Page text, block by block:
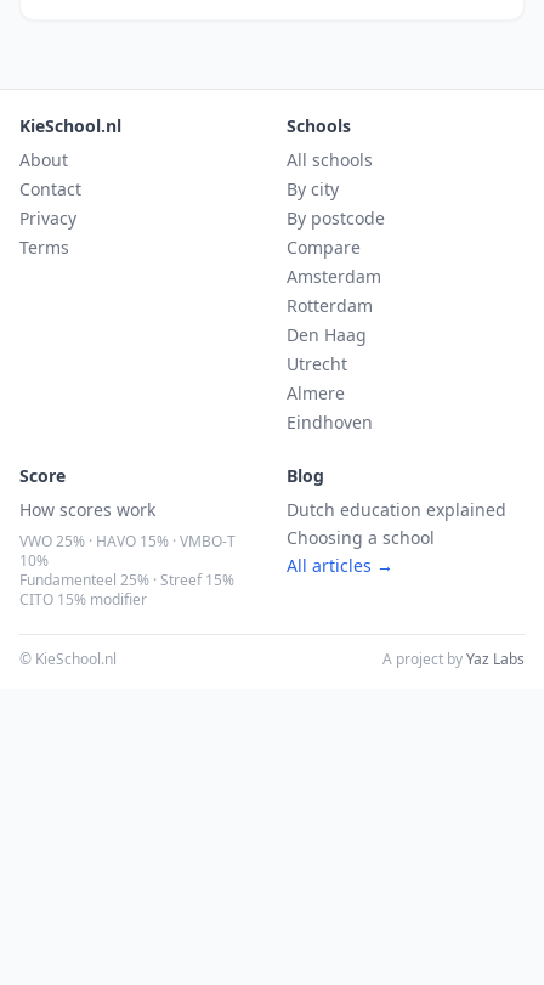
KieSchool.nl
About
Contact
Privacy
Terms
Schools
All schools
By city
By postcode
Compare
Amsterdam
Rotterdam
Den Haag
Utrecht
Almere
Eindhoven
Score
How scores work
VWO 25% · HAVO 15% · VMBO-T
10%
Fundamenteel 25% · Streef 15%
CITO 15% modifier
Blog
Dutch education explained
Choosing a school
All articles →
© KieSchool.nl A project byYaz Labs